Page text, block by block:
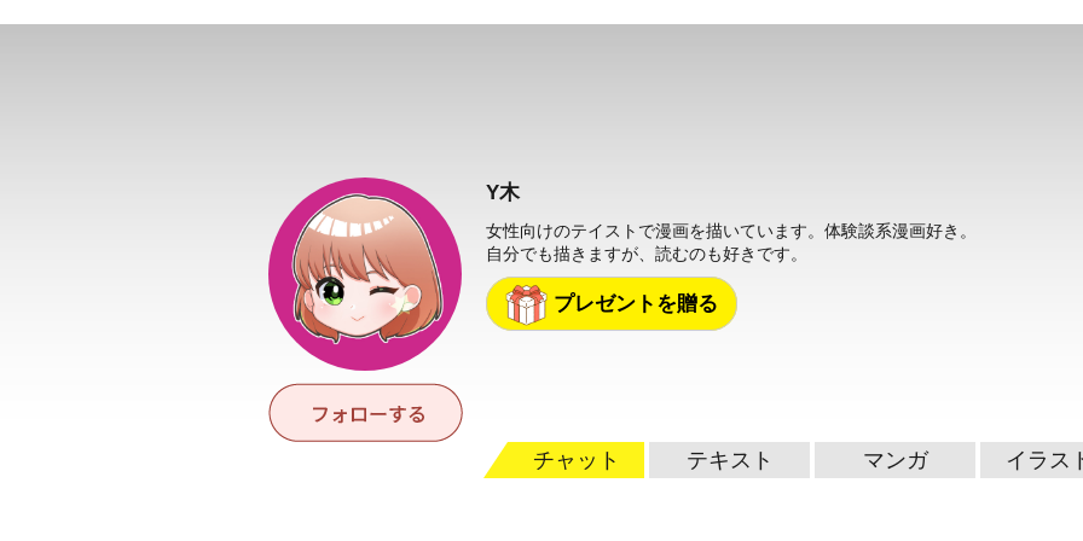
Y木
女性向けのテイストで漫画を描いています。体験談系漫画好き。
自分でも描きますが、読むのも好きです。
プレゼントを贈る
チャット テキスト マンガ イラス